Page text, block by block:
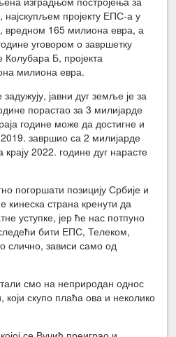
пројекту ЕПС-а у
вредном 165 милиона евра, а
уговором о завршетку
Б, пројекта
милиона евра.
јавни дуг земље је за
порастао за 3 милијарде
године може да достигне и
завршио са 2 милијарде
2022. године дуг нарасте
погоршати позицију Србије и
кинеска страна кренути да
уступке, јер ће нас потпуно
бити ЕПС, Телеком,
зависи само од
смо на неприродан однос
који скупо плаћа ова и неколико